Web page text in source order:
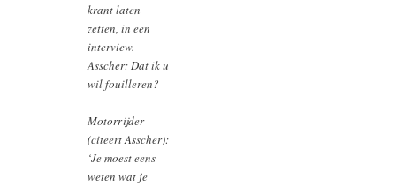
krant laten
zetten, in een
interview.
Asscher:Dat ik u
wil fouilleren?
Motorrijder
(citeert Asscher):
‘Je moest eens
weten wat je